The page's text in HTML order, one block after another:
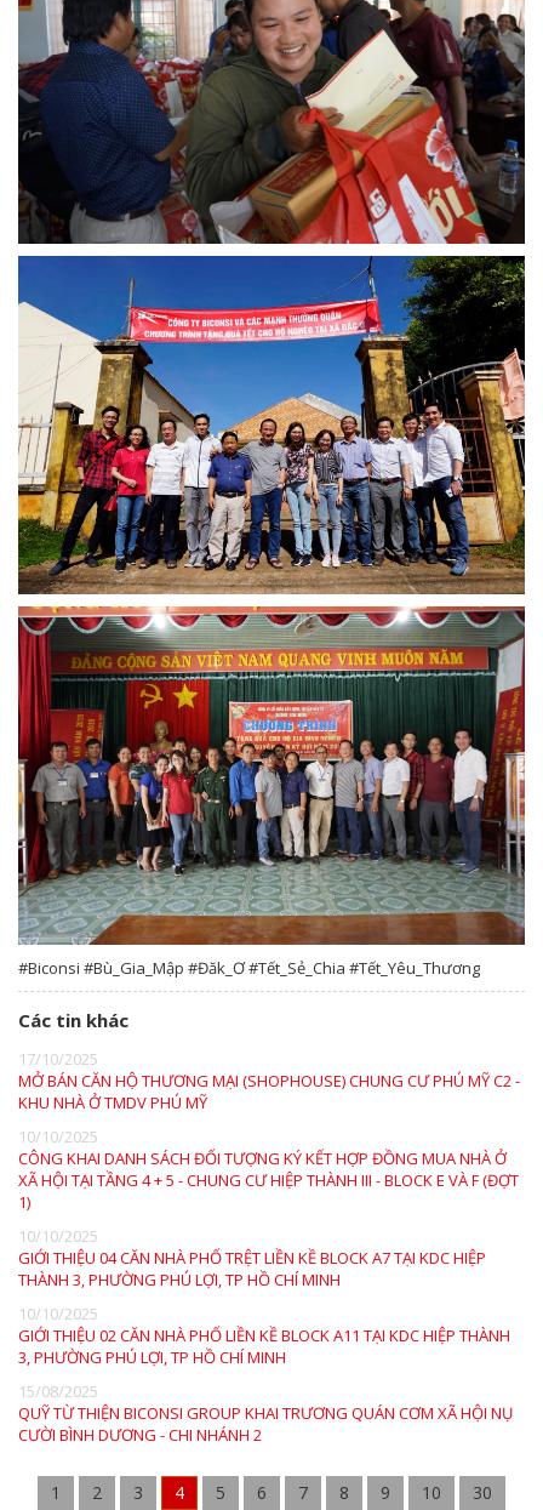
#Biconsi #Bù_Gia_Mập #Đăk_Ơ #Tết_Sẻ_Chia #Tết_Yêu_Thương
Các tin khác
17/10/2025
MỞ BÁN CĂN HỘ THƯƠNG MẠI (SHOPHOUSE) CHUNG CƯ PHÚ MỸ C2 -
KHU NHÀ Ở TMDV PHÚ MỸ
10/10/2025
CÔNG KHAI DANH SÁCH ĐỐI TƯỢNG KÝ KẾT HỢP ĐỒNG MUA NHÀ Ở
XÃ HỘI TẠI TẦNG 4 + 5 - CHUNG CƯ HIỆP THÀNH III - BLOCK E VÀ F (ĐỢT
1)
10/10/2025
GIỚI THIỆU 04 CĂN NHÀ PHỐ TRỆT LIỀN KỀ BLOCK A7 TẠI KDC HIỆP
THÀNH 3, PHƯỜNG PHÚ LỢI, TP HỒ CHÍ MINH
10/10/2025
GIỚI THIỆU 02 CĂN NHÀ PHỐ LIỀN KỀ BLOCK A11 TẠI KDC HIỆP THÀNH
3, PHƯỜNG PHÚ LỢI, TP HỒ CHÍ MINH
15/08/2025
QUỸ TỪ THIỆN BICONSI GROUP KHAI TRƯƠNG QUÁN CƠM XÃ HỘI NỤ
CƯỜI BÌNH DƯƠNG - CHI NHÁNH 2
1 2 3 4 5 6 7 8 9 10 30